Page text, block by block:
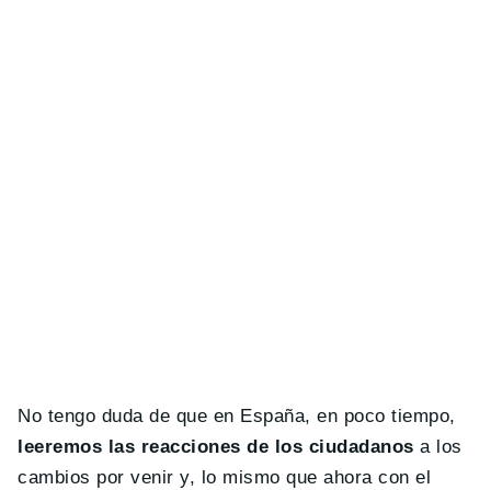
No tengo duda de que en España, en poco tiempo,
leeremos las reacciones de los ciudadanos a los
cambios por venir y, lo mismo que ahora con el